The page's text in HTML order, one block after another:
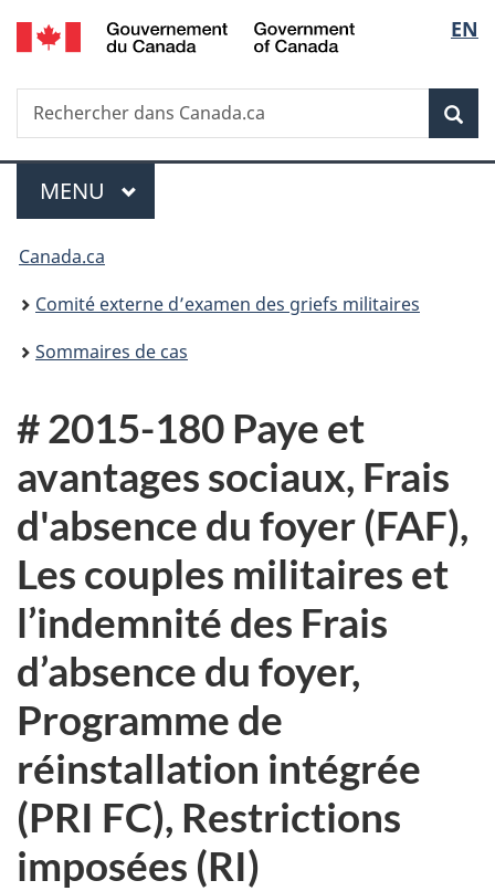
Passer
au
principal
Passer
à
Au
du
Passer
à
version
simplifiée
de
la
EN
Recherche
Rechercher
dans
Menu
MENU PRINCIPAL
Vous
êtes
ici :
Canada.ca
Comité externe d’examen des griefs militaires
Sommaires de cas
# 2015-180 Paye et
avantages sociaux, Frais
d'absence du foyer (FAF),
Les couples militaires et
l’indemnité des Frais
d’absence du foyer,
Programme de
réinstallation intégrée
(PRI FC), Restrictions
imposées (RI)